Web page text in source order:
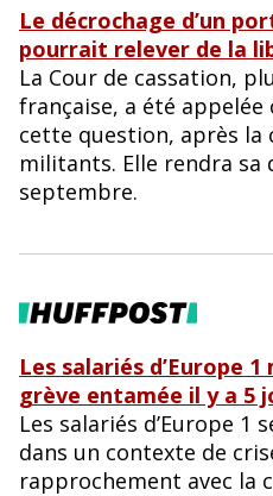
Le décrochage d’un
pourrait relever de la
La Cour de cassation,
française, a été
cette question, après la
militants. Elle rendra sa
septembre.
Les salariés d’Europe
grève entamée il y a 5
Les salariés d’Europe 1
dans un contexte de
rapprochement avec la